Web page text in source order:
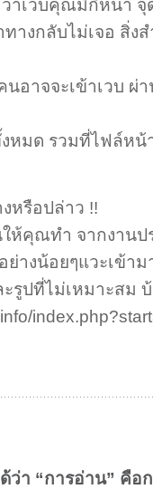
าเวบคุณมีกี่หน้า จุ
ทางกลับไม่เจอ สิ่
นอาจจะเข้าเวบ
งหมด รวมที่ไฟล์หน้
หรือปล่าว !!
ให้คุณทำ จากงา
ย่างน้อยๆแวะเข้า
รูปที่ไม่เหมาะสม
ว่า “การอ่าน” คือ